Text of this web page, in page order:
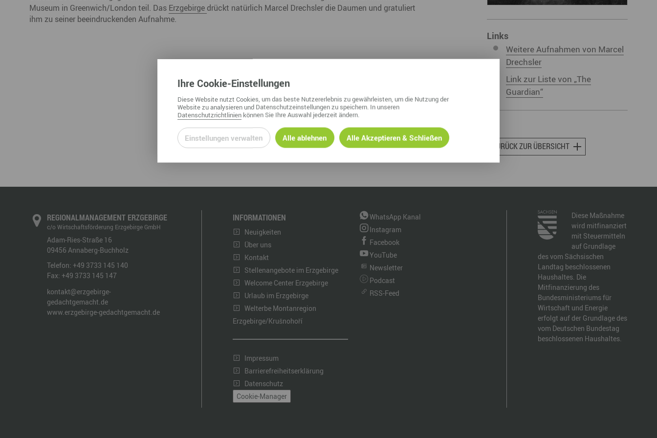
Nah dran am Abgrund
Gesundheit & Wellness
Talsperren und Stauseen im Erzgebirge
Urlaubsregion Erzgebirge
Weihnachten
Museum in Greenwich/London teil. Das Erzgebirge drückt natürlich Marcel Drechsler die Daumen und gratuliert
ihm zu seiner beeindruckenden Aufnahme.
Links
Weitere Aufnahmen von Marcel
Drechsler
Link zur Liste von „The
Guardian“
ZURÜCK ZUR ÜBERSICHT
REGIONALMANAGEMENT ERZGEBIRGE
c/o Wirtschaftsförderung Erzgebirge GmbH
Adam-Ries-Straße 16
09456 Annaberg-Buchholz
Telefon: +49 3733 145 140
Fax: +49 3733 145 147
kontakt@erzgebirge-
gedachtgemacht.de
www.erzgebirge-gedachtgemacht.de
INFORMATIONEN
Neuigkeiten
Über uns
Kontakt
Stellenangebote im Erzgebirge
Welcome Center Erzgebirge
Urlaub im Erzgebirge
Welterbe Montanregion
Erzgebirge/Krušnohoří
Impressum
Barrierefreiheitserklärung
Datenschutz
Cookie-Manager
WhatsApp Kanal
Instagram
Facebook
YouTube
Newsletter
Podcast
RSS-Feed
Diese Maßnahme
wird mitfinanziert
mit Steuermitteln
auf Grundlage
des vom Sächsischen
Landtag beschlossenen
Haushaltes. Die
Mitfinanzierung des
Bundesministeriums für
Wirtschaft und Energie
erfolgt auf der Grundlage des
vom Deutschen Bundestag
beschlossenen Haushaltes.
Ihre Cookie-Einstellungen
DieseWebsite nutzt Cookies, um das beste Nutzererlebnis zu gewährleisten, um die Nutzung der
Websitezu analysieren und Datenschutzeinstellungen zu speichern. In unseren
Datenschutzrichtlinien können Sie Ihre Auswahl jederzeit ändern.
Einstellungen verwalten Alle ablehnen Alle Akzeptieren & Schließen